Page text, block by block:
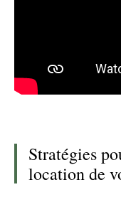
Stratégies
location de